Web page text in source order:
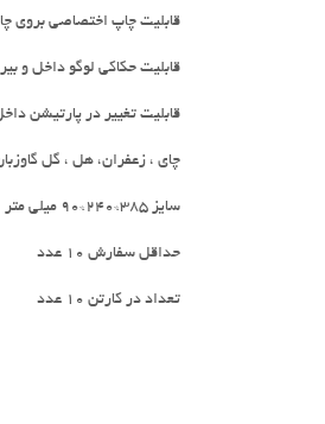
قابلیت چاپ اختصاصی بروی
قابلیت حکاکی لوگو داخل و
قابلیت تغییر در پارتیشن
چای ، زعفران، هل ، گل
سایز 385*240*90 میلی متر
حداقل سفارش 10 عدد
تعداد در کارتن 10 عدد